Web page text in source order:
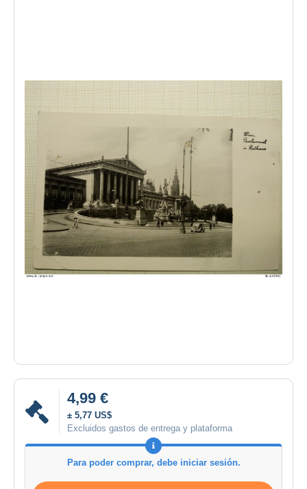
4,99 €
± 5,77 US$
Excluidos gastos de entrega y plataforma
Para poder comprar, debe iniciar sesión.